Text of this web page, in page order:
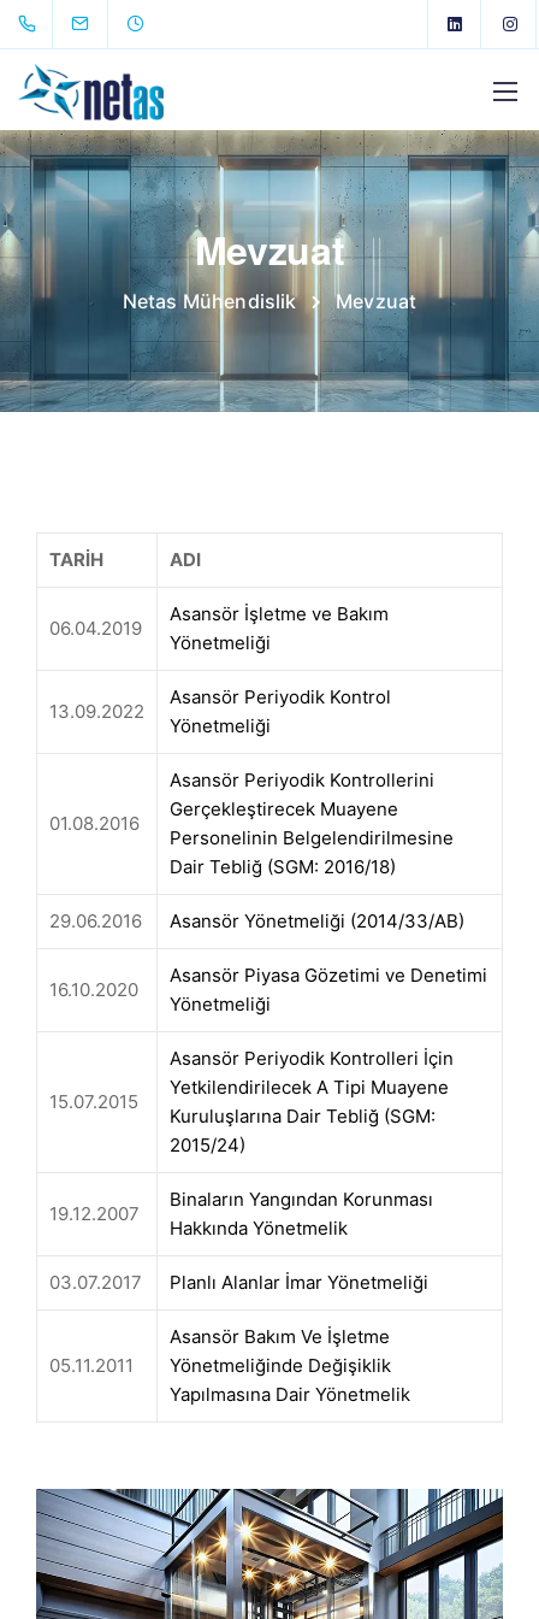
Mevzuat
Netas Mühendislik Mevzuat
TARİH ADI
06.04.2019
Asansör İşletme ve Bakım
Yönetmeliği
13.09.2022
Asansör Periyodik Kontrol
Yönetmeliği
01.08.2016
Asansör Periyodik Kontrollerini
Gerçekleştirecek Muayene
Personelinin Belgelendirilmesine
Dair Tebliğ (SGM: 2016/18)
29.06.2016 Asansör Yönetmeliği (2014/33/AB)
16.10.2020
Asansör Piyasa Gözetimi ve Denetimi
Yönetmeliği
15.07.2015
Asansör Periyodik Kontrolleri İçin
Yetkilendirilecek A Tipi Muayene
Kuruluşlarına Dair Tebliğ (SGM:
2015/24)
19.12.2007
Binaların Yangından Korunması
Hakkında Yönetmelik
03.07.2017 Planlı Alanlar İmar Yönetmeliği
05.11.2011
Asansör Bakım Ve İşletme
Yönetmeliğinde Değişiklik
Yapılmasına Dair Yönetmelik